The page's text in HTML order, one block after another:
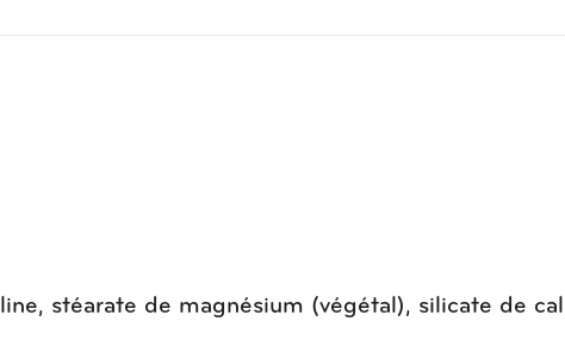
stéarate de magnésium (végétal), silicate de